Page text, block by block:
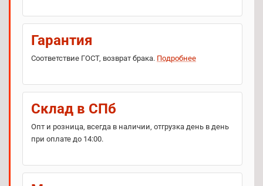
Гарантия
Соответствие ГОСТ, возврат брака. Подробнее
Склад в СПб
Опт и розница, всегда в наличии, отгрузка день в день
при оплате до 14:00.